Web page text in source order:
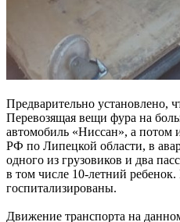
Предварительно установлено,
Перевозящая вещи фура на
автомобиль «Ниссан», а
РФ по Липецкой области, в
одного из грузовиков и два
в том числе 10-летний
госпитализированы.
Движение транспорта на